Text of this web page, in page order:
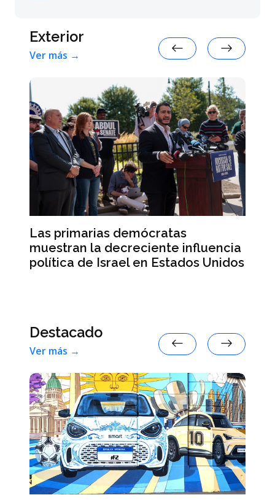
Exterior
Ver más →
Las primarias demócratas
muestran la decreciente influencia
política de Israel en Estados Unidos
Destacado
Ver más →